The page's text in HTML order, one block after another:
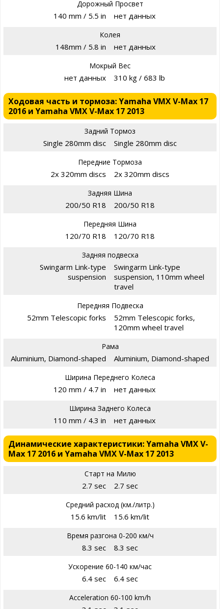
Дорожный Просвет
140 mm / 5.5 in нет данных
Колея
148mm / 5.8 in нет данных
Мокрый Вес
нет данных 310 kg / 683 lb
Ходовая часть и тормоза: Yamaha VMX V-Max 17
2016 и Yamaha VMX V-Max 17 2013
Задний Тормоз
Single 280mm disc Single 280mm disc
Передние Тормоза
2x 320mm discs 2x 320mm discs
Задняя Шина
200/50 R18 200/50 R18
Передняя Шина
120/70 R18 120/70 R18
Задняя подвеска
Swingarm Link-type
suspension
Swingarm Link-type
suspension, 110mm wheel
travel
Передняя Подвеска
52mm Telescopic forks
52mm Telescopic forks,
120mm wheel travel
Рама
Aluminium, Diamond-shaped Aluminium, Diamond-shaped
Ширина Переднего Колеса
120 mm / 4.7 in нет данных
Ширина Заднего Колеса
110 mm / 4.3 in нет данных
Динамические характеристики: Yamaha VMX V-
Max 17 2016 и Yamaha VMX V-Max 17 2013
Старт на Милю
2.7 sec 2.7 sec
Средний расход (км./литр.)
15.6 km/lit 15.6 km/lit
Время разгона 0-200 км/ч
8.3 sec 8.3 sec
Ускорение 60-140 км/час
6.4 sec 6.4 sec
Acceleration 60-100 km/h